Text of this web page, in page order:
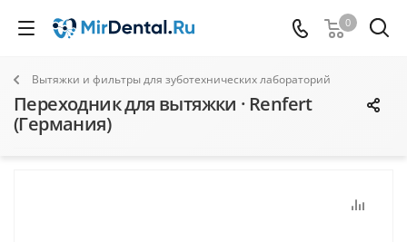
0
Вытяжки и фильтры для зуботехнических лабораторий
Переходник для вытяжки · Renfert
(Германия)